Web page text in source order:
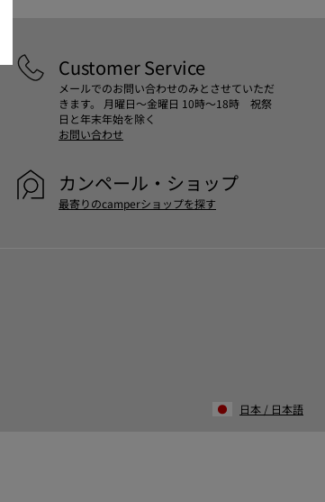
Customer Service
メールでのお問い合わせのみとさせていただ
きます。 月曜日～金曜日 10時～18時 祝祭
日と年末年始を除く
お問い合わせ
カンペール・ショップ
最寄りのcamperショップを探す
日本 / 日本語